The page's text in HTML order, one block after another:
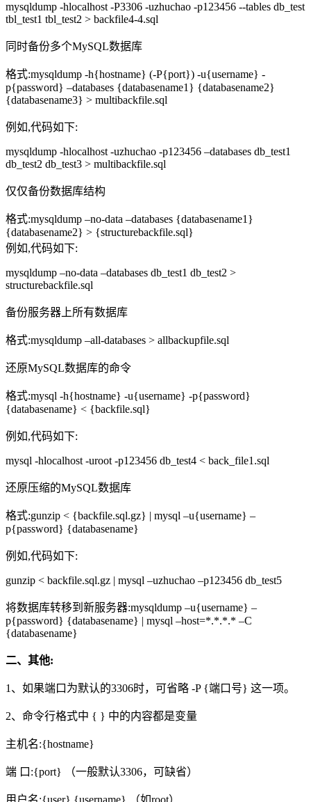
mysqldump -hlocalhost -P3306 -uzhuchao -p123456 --tables db_test
tbl_test1 tbl_test2 > backfile4-4.sql
同时备份多个MySQL数据库
格式:mysqldump -h{hostname} (-P{port}) -u{username} -
p{password} –databases {databasename1} {databasename2}
{databasename3} > multibackfile.sql
例如,代码如下:
mysqldump -hlocalhost -uzhuchao -p123456 –databases db_test1
db_test2 db_test3 > multibackfile.sql
仅仅备份数据库结构
格式:mysqldump –no-data –databases {databasename1}
{databasename2} > {structurebackfile.sql}
例如,代码如下:
mysqldump –no-data –databases db_test1 db_test2 >
structurebackfile.sql
备份服务器上所有数据库
格式:mysqldump –all-databases > allbackupfile.sql
还原MySQL数据库的命令
格式:mysql -h{hostname} -u{username} -p{password}
{databasename} < {backfile.sql}
例如,代码如下:
mysql -hlocalhost -uroot -p123456 db_test4 < back_file1.sql
还原压缩的MySQL数据库
格式:gunzip < {backfile.sql.gz} | mysql –u{username} –
p{password} {databasename}
例如,代码如下:
gunzip < backfile.sql.gz | mysql –uzhuchao –p123456 db_test5
将数据库转移到新服务器:mysqldump –u{username} –
p{password} {databasename} | mysql –host=*.*.*.* –C
{databasename}
二、其他:
1、如果端口为默认的3306时，可省略 -P {端口号} 这一项。
2、命令行格式中 { } 中的内容都是变量
主机名:{hostname}
端 口:{port} （一般默认3306，可缺省）
用户名:{user} {username} （如root）